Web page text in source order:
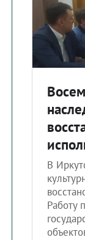
В
Работу